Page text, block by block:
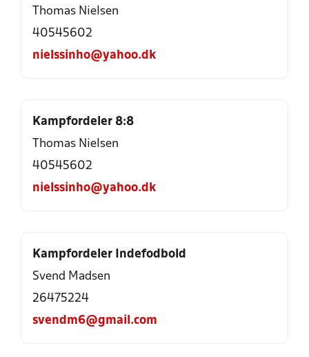
Thomas Nielsen
40545602
nielssinho@yahoo.dk
Kampfordeler 8:8
Thomas Nielsen
40545602
nielssinho@yahoo.dk
Kampfordeler Indefodbold
Svend Madsen
26475224
svendm6@gmail.com